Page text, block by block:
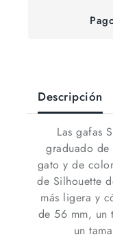
Descripción
Las gafas
graduado
gato y de
de Silhouette
más ligera y
de 56 mm, un
un